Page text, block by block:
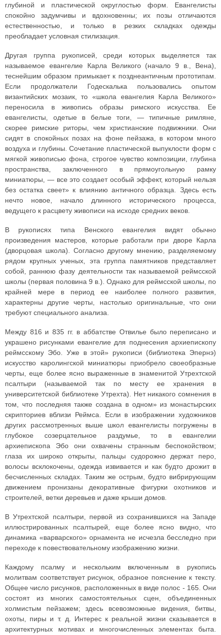
глубиной и пластической округлостью форм. Евангелисты
спокойно задумчивы и вдохновенны; их позы отличаются
естественностью, и только в резких складках одежды
преобладает условная стилизация.
Другая группа рукописей, среди которых выделяется так
называемое евангелие Карла Великого (начало 9 в., Вена),
теснейшим образом примыкает к позднеантичным прототипам.
Если продолжатели Годескалька пользовались опытом
византийских мозаик, то «школа евангелия Карла Великого»
переносила в живопись образы римского искусства. Ее
евангелисты, одетые в белые тоги, — типичные римляне,
скорее римские риторы, чем христианские подвижники. Они
сидят в спокойных позах на фоне пейзажа, в котором много
воздуха и глубины. Сочетание пластической выпуклости форм с
мягкой живописью фона, строгое чувство композиции, глубина
пространства, заключенного в прямоугольную рамку
миниатюры, — все это создает особый эффект, который нельзя
без остатка свеет» к влиянию античного образца. Здесь есть
нечто новое, начало длинного исторического процесса,
ведущего к расцвету живописи на исходе средних веков.
В рукописях типа Венского евангелия видят обычно
произведения мастеров, которые работали при дворе Карла
(дворцовая школа). Согласно другому мнению, разделяемому
рядом крупных ученых, эта группа памятников представляет
собой, раннюю фазу деятельности так называемой реймсской
школы (первая половина 9 в.). Однако для реймсской школы, по
крайней мере в период ее наиболее полного развития,
характерны другие черты, настолько оригинальные, что они
требуют специального анализа.
Между 816 и 835 гг. в аббатстве Отвилье было переписано и
украшено рисунками евангелие для поднесения архиепископу
реймсскому Эбо. Уже в этой» рукописи (библиотека Эпернэ)
искусство каролингской миниатюры приобрело своеобразные
черты, еще более ясно выраженные в знаменитой Утрехтской
псалтыри (называемой так по месту ее хранения в
университетской библиотеке Утрехта). Нет никакого сомнения в
том, что последняя также создана в одном» из монастырских
скрипториев вблизи Реймса. Если в изображении художников
других рассмотренных выше школ евангелисты погружены в
глубокое созерцательное раздумье, то в евангелии
архиепископа Эбо они охвачены странным беспокойством;
глаза их широко открыты, пальцы судорожно держат перо,
волосы всклокочены, одежда извивается и как будто дрожит в
бесчисленных складах. Таким же острым, будто вибрирующим
движением пронизаны декоративные фигурки охотников и
строителей, ветки деревьев и даже крыши домов.
В Утрехтской псалтыри, первой из сохранившихся на Западе
иллюстрированных псалтырей, еще более ясно видно, что
динамика «варварского» орнамента не исчезла бесследно при
переходе к повествовательному изображению жизни.
Каждому псалму и нескольким включенным в рукопись
молитвам соответствует рисунок, образное пояснение к тексту.
Общее число рисунков, расположенных в виде полос - 165. Они
состоят из многих самостоятельных сцен, объединенных
холмистым пейзажем; здесь всевозможные видения, битвы,
охоты, пиры и т. д. Интерес к реальной жизни сказывается в
архитектурных мотивах и многочисленных элементах быта.